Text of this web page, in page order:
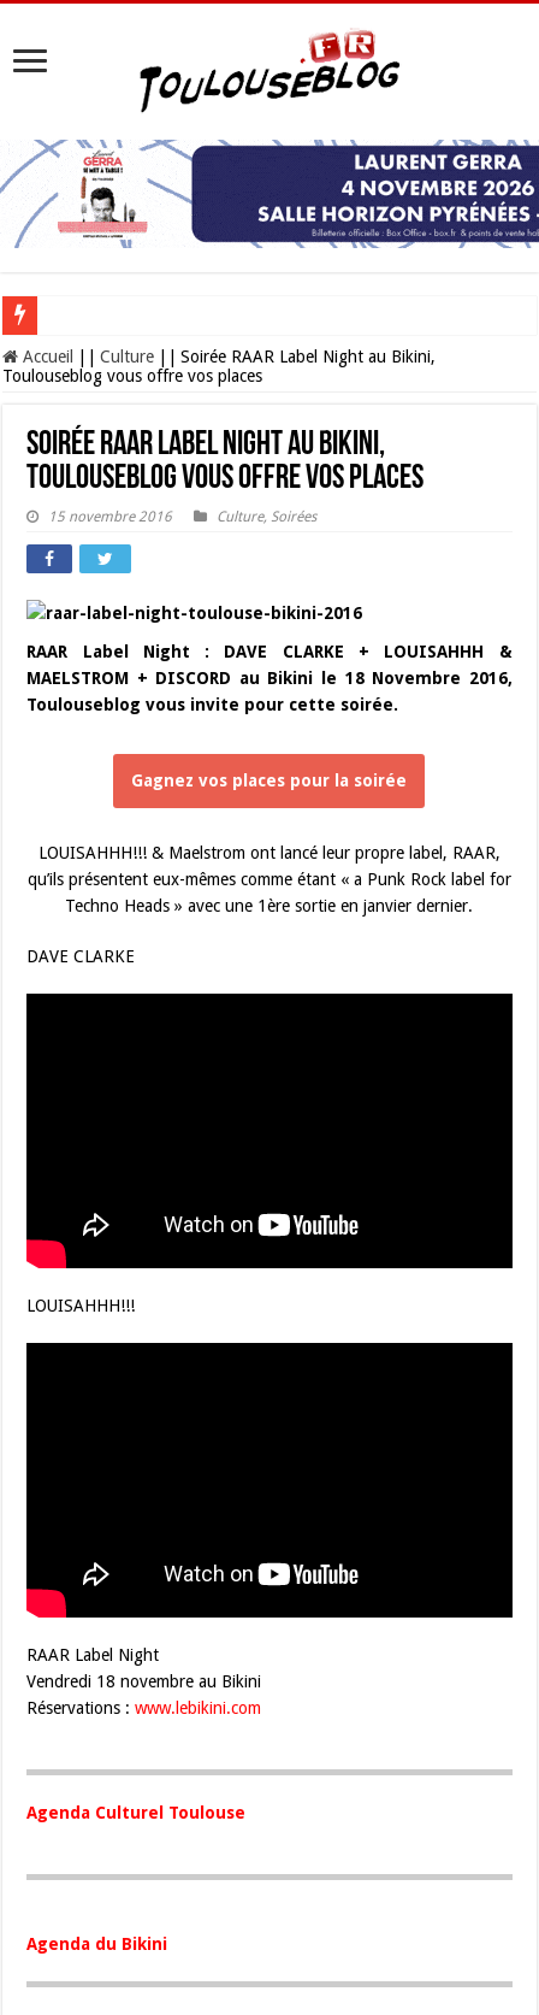
Aprem’ Jeux à la Médiathèque Grand M : vos mercredis après-midi sous le
Accueil Culture
Soirée RAAR Label Night au Bikini,
Toulouseblog vous offre vos places
Soirée RAAR Label Night au Bikini,
Toulouseblog vous offre vos places
15 novembre 2016 Culture, Soirées
RAAR Label Night : DAVE CLARKE + LOUISAHHH &
MAELSTROM + DISCORD au Bikini le 18 Novembre 2016,
Toulouseblog vous invite pour cette soirée.
Gagnez vos places pour la soirée
LOUISAHHH!!! & Maelstrom ont lancé leur propre label, RAAR,
qu’ils présentent eux-mêmes comme étant « a Punk Rock label for
Techno Heads » avec une 1ère sortie en janvier dernier.
DAVE CLARKE
LOUISAHHH!!!
RAAR Label Night
Vendredi 18 novembre au Bikini
Réservations :www.lebikini.com
Agenda Culturel Toulouse
Agenda du Bikini